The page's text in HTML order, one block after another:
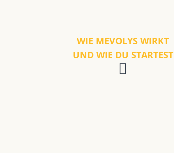
WIE MEVOLYS WIRKT
UND WIE DU STARTEST